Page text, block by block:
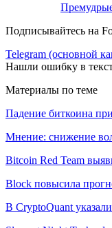
Подписывайтесь на
Telegram (основной
Нашли ошибку в
Материалы по теме
Падение биткоина
Мнение: снижение
Bitcoin Red Team
Block повысила
В CryptoQuant